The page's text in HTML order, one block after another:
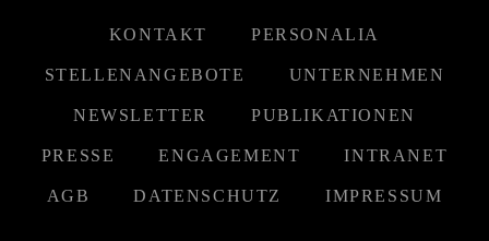
KONTAKT PERSONALIA
STELLENANGEBOTE UNTERNEHMEN
NEWSLETTER PUBLIKATIONEN
PRESSE ENGAGEMENT INTRANET
AGB DATENSCHUTZ IMPRESSUM